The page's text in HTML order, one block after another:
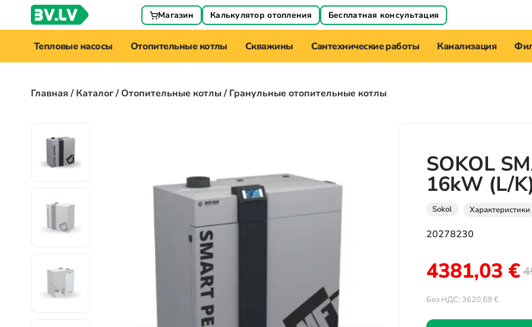
Магазин Калькулятор отопления Бесплатная консультация
Тепловые насосы Отопительные котлы Скважины Сантехнические работы Канализация
Главная/Каталог/Отопительные котлы/ Гранульные отопительные котлы
SOKOL
16kW (L/
Sokol Характеристики
20278230
4381,03 €
Без НДС: 3620,69 €